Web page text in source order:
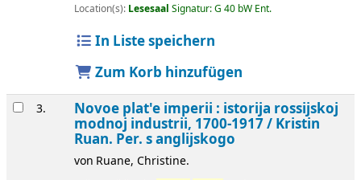
Location(s): Lesesaal Signatur:G 40 bW Ent.
In Liste speichern
Zum Korb hinzufügen
3. Novoe plat'e imperii : istorija rossijskoj
modnoj industrii, 1700-1917 / Kristin
Ruan. Per. s anglijskogo
von Ruane, Christine.